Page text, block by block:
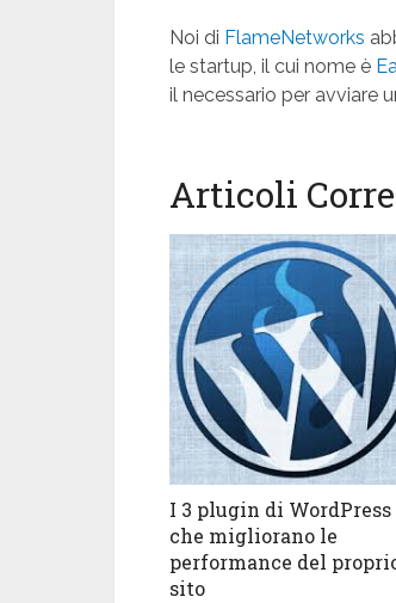
Noi di FlameNetworks
le startup, il cui nome è
il necessario per avviare
Articoli
I 3 plugin di WordPress
che migliorano le
performance del
sito